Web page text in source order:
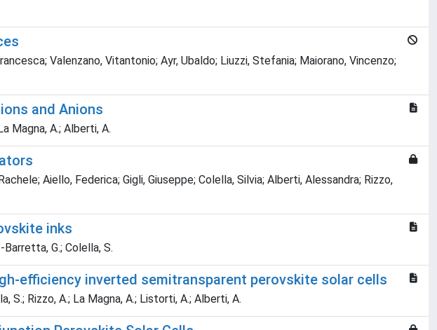
Valenzano, Vitantonio; Ayr, Ubaldo; Liuzzi, Stefania; Maiorano, Vincenzo;
and Anions
Magna, A.; Alberti, A.
Aiello, Federica; Gigli, Giuseppe; Colella, Silvia; Alberti, Alessandra; Rizzo,
inks
Barretta, G.; Colella, S.
efficiency inverted semitransparent perovskite solar cells
S.; Rizzo, A.; La Magna, A.; Listorti, A.; Alberti, A.